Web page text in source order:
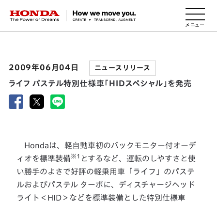
HONDA The Power of Dreams
2009年06月04日 ニュースリリース
ライフ パステル特別仕様車「HIDスペシャル」を発売
Hondaは、軽自動車初のバックモニター付オーデ
ィオを標準装備※1 とするなど、運転のしやすさと使
い勝手のよさで好評の軽乗用車「ライフ」のパステ
ルおよびパステル ターボに、ディスチャージヘッド
ライト＜HID＞などを標準装備とした特別仕様車